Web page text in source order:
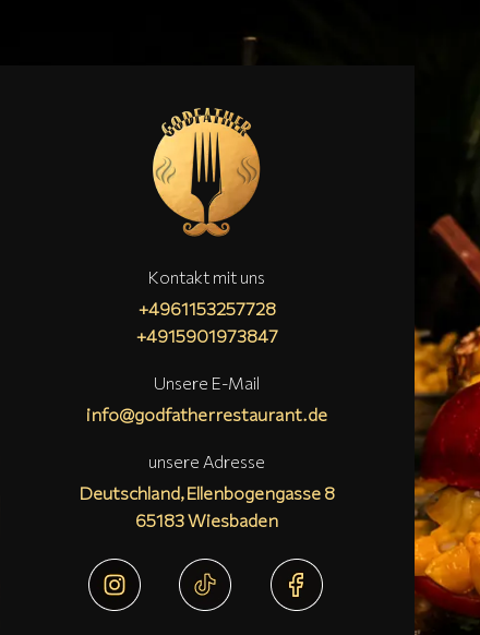
Kontakt mit uns
+4961153257728
+4915901973847
Unsere E-Mail
info@godfatherrestaurant.de
unsere Adresse
Deutschland,Ellenbogengasse 8
65183 Wiesbaden